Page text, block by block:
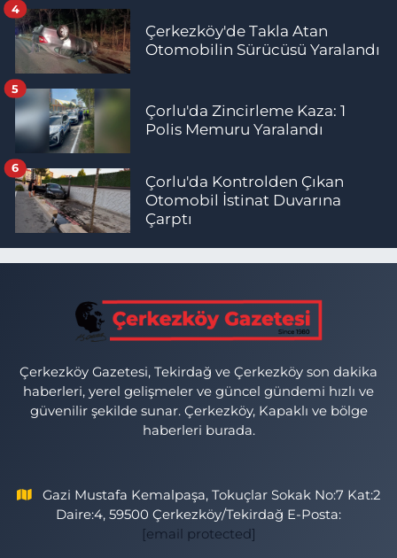
Çerkezköy'de Takla Atan
Otomobilin Sürücüsü Yaralandı
4
Çorlu'da Zincirleme Kaza: 1
Polis Memuru Yaralandı
5
Çorlu'da Kontrolden Çıkan
Otomobil İstinat Duvarına
Çarptı
6
Çerkezköy Gazetesi, Tekirdağ ve Çerkezköy son dakika
haberleri, yerel gelişmeler ve güncel gündemi hızlı ve
güvenilir şekilde sunar. Çerkezköy, Kapaklı ve bölge
haberleri burada.
Gazi Mustafa Kemalpaşa, Tokuçlar Sokak No:7 Kat:2
Daire:4, 59500 Çerkezköy/Tekirdağ E-Posta:
[email protected]